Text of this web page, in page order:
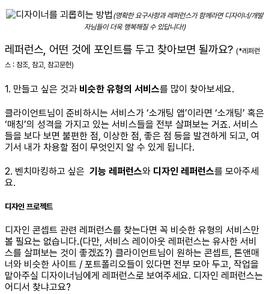
(명확한 요구사항과 레퍼런스가 함께라면 디자이너/개발
자님들이 더욱 행복해질 수 있답니다!)
레퍼런스, 어떤 것에 포인트를 두고 찾아보면 될까요? (*레퍼런
스 : 참조, 참고, 참고문헌)
1. 만들고 싶은 것과 비슷한 유형의 서비스를 많이 찾아보세요.
클라이언트님이 준비하시는 서비스가 ‘소개팅 앱’이라면 ‘소개팅’ 혹은
‘매칭’의 성격을 가지고 있는 서비스들을 전부 살펴보는 거죠. 서비스
들을 보다 보면 불편한 점, 이상한 점, 좋은 점 등을 발견하게 되고, 여
기서 내가 차용할 점이 무엇인지 알 수 있게 됩니다.
2. 벤치마킹하고 싶은 기능 레퍼런스와 디자인 레퍼런스를 모아주세
요.
디자인 프로젝트
디자인 콘셉트 관련 레퍼런스를 찾는다면 꼭 비슷한 유형의 서비스만
볼 필요는 없습니다.(다만, 서비스 레이아웃 레퍼런스는 유사한 서비
스를 살펴보는 것이 좋겠죠?) 클라이언트님이 원하는 콘셉트, 톤앤매
너와 비슷한 사이트 / 포트폴리오들이 있다면 전부 모아 두고, 작업을
맡아주실 디자이너님에게 레퍼런스로 보여주세요. 디자인 레퍼런스는
어디서 찾냐고요?